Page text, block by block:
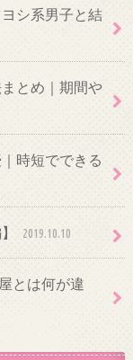
シ系男子と結
とめ｜期間や
時短でできる
2019.10.10
とは何が違